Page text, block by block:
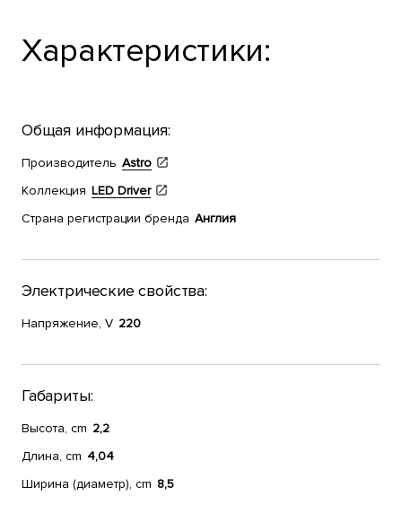
Характеристики:
Общая информация:
Производитель Astro
Коллекция LED Driver
Страна регистрации бренда Англия
Электрические свойства:
Напряжение, V 220
Габариты:
Высота, cm 2,2
Длина, cm 4,04
Ширина (диаметр), cm 8,5